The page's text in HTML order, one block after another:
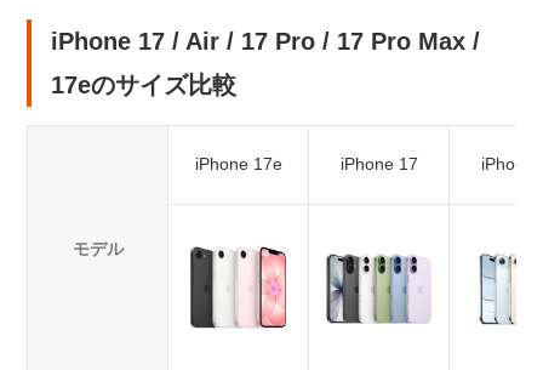
iPhone 17 / Air / 17 Pro / 17 Pro Max /
17eのサイズ比較
モデル
iPhone 17e iPhone 17 iPhone